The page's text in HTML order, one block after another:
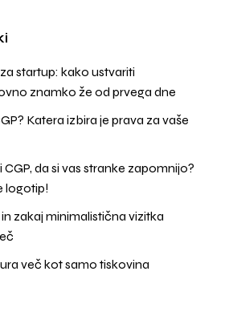
startup: kako ustvariti
znamko že od prvega dne
Katera izbira je prava za vaše
da si vas stranke zapomnijo?
logotip!
zakaj minimalistična vizitka
več kot samo tiskovina